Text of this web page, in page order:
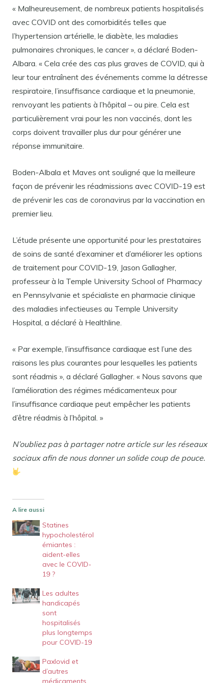
« Malheureusement, de nombreux patients hospitalisés
avec COVID ont des comorbidités telles que
l’hypertension artérielle, le diabète, les maladies
pulmonaires chroniques, le cancer », a déclaré Boden-
Albara. « Cela crée des cas plus graves de COVID, qui à
leur tour entraînent des événements comme la détresse
respiratoire, l’insuffisance cardiaque et la pneumonie,
renvoyant les patients à l’hôpital – ou pire. Cela est
particulièrement vrai pour les non vaccinés, dont les
corps doivent travailler plus dur pour générer une
réponse immunitaire.
Boden-Albala et Maves ont souligné que la meilleure
façon de prévenir les réadmissions avec COVID-19 est
de prévenir les cas de coronavirus par la vaccination en
premier lieu.
L’étude présente une opportunité pour les prestataires
de soins de santé d’examiner et d’améliorer les options
de traitement pour COVID-19, Jason Gallagher,
professeur à la Temple University School of Pharmacy
en Pennsylvanie et spécialiste en pharmacie clinique
des maladies infectieuses au Temple University
Hospital, a déclaré à Healthline.
« Par exemple, l’insuffisance cardiaque est l’une des
raisons les plus courantes pour lesquelles les patients
sont réadmis », a déclaré Gallagher. « Nous savons que
l’amélioration des régimes médicamenteux pour
l’insuffisance cardiaque peut empêcher les patients
d’être réadmis à l’hôpital. »
N’oubliez pas à partager notre article sur les réseaux
sociaux afin de nous donner un solide coup de pouce.
A lire aussi
Statines
hypocholestérol
émiantes :
aident-elles
avec le COVID-
19 ?
Les adultes
handicapés
sont
hospitalisés
plus longtemps
pour COVID-19
Paxlovid et
d’autres
médicaments